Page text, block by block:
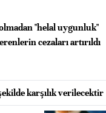
"helal uygunluk"
cezaları artırıldı
karşılık verilecektir